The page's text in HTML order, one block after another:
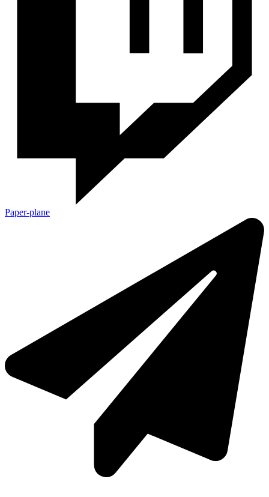
Paper-plane